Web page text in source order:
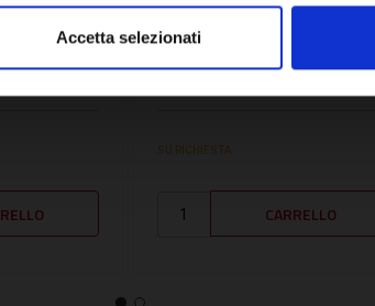
Accetta selezionatiTHERMVENTIL35
685,05€
SU RICHIESTA